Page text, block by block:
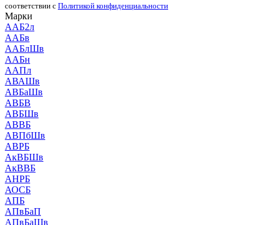
соответствии с Политикой конфиденциальности
Марки
ААБ2л
ААБв
ААБлШв
ААБн
ААПл
АВАШв
АВБаШв
АВБВ
АВБШв
АВВБ
АВПбШв
АВРБ
АкВБШв
АкВВБ
АНРБ
АОСБ
АПБ
АПвБаП
АПвБаШв